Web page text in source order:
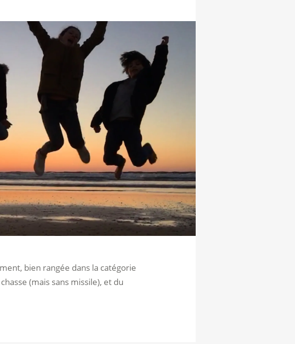
bien rangée dans la catégorie
(mais sans missile), et du